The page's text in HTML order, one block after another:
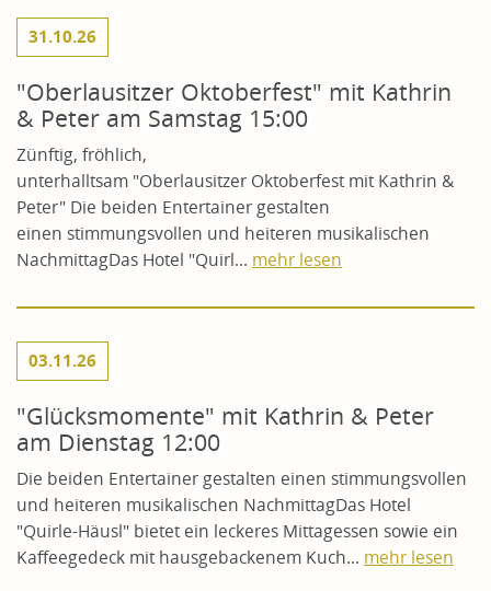
31.10.26
"Oberlausitzer Oktoberfest" mit Kathrin
& Peter am Samstag 15:00
Zünftig, fröhlich,
unterhalltsam "Oberlausitzer Oktoberfest mit Kathrin &
Peter" Die beiden Entertainer gestalten
einen stimmungsvollen und heiteren musikalischen
NachmittagDas Hotel "Quirl... mehr lesen
03.11.26
"Glücksmomente" mit Kathrin & Peter
am Dienstag 12:00
Die beiden Entertainer gestalten einen stimmungsvollen
und heiteren musikalischen NachmittagDas Hotel
"Quirle-Häusl" bietet ein leckeres Mittagessen sowie ein
Kaffeegedeck mit hausgebackenem Kuch... mehr lesen